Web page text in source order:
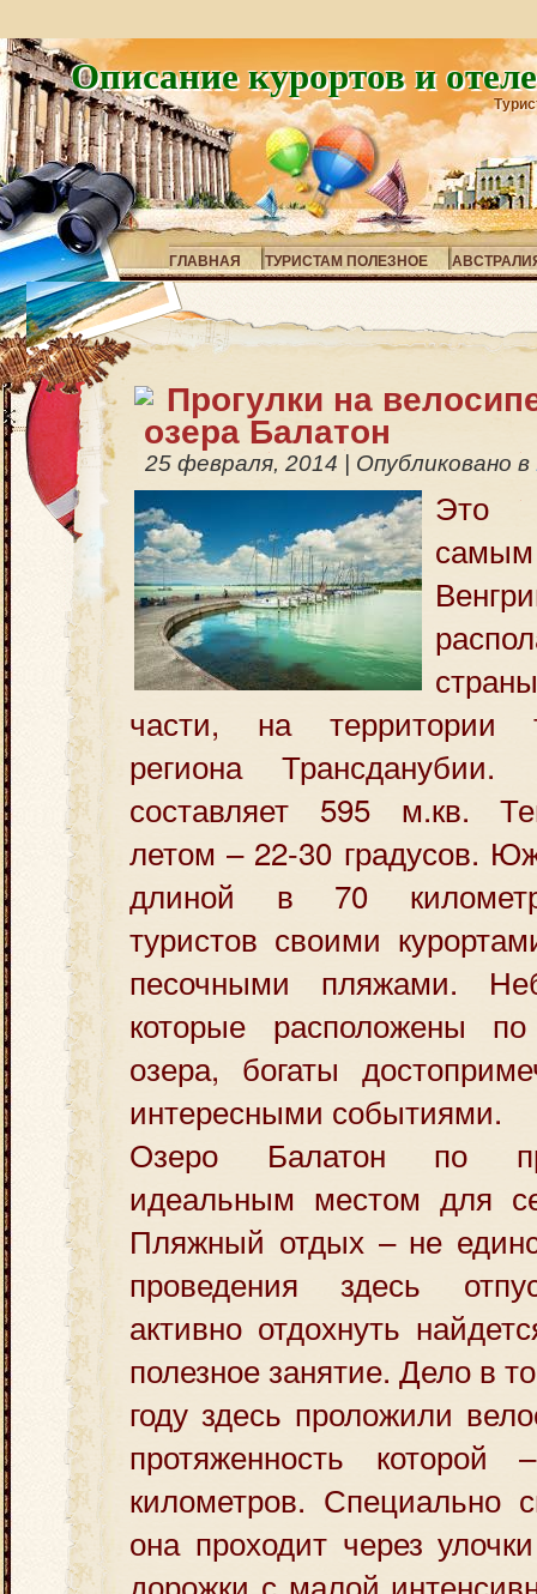
Описание курортов и
ГЛАВНАЯ ТУРИСТАМ ПОЛЕЗНОЕ
Прогулки на
озера Балатон
25 февраля, 2014 Опубликовано в
Это
части, на территории
региона
составляет 595 м.кв.
летом – 22-30 градусов.
длиной в 70
туристов своими
песочными пляжами.
которые расположены
озера, богаты
интересными событиями.
Озеро Балатон по
идеальным местом для
Пляжный отдых – не
проведения здесь
активно отдохнуть
полезное занятие. Дело в
году здесь проложили
протяженность которой
километров. Специально
она проходит через
дорожки с малой